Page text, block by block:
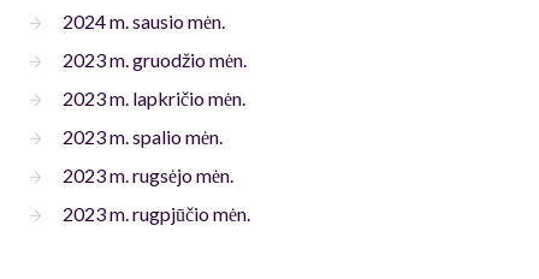
2024 m. sausio mėn.
2023 m. gruodžio mėn.
2023 m. lapkričio mėn.
2023 m. spalio mėn.
2023 m. rugsėjo mėn.
2023 m. rugpjūčio mėn.